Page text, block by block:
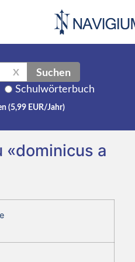
X Suchen
Schulwörterbuch
(5,99 EUR/Jahr)
«dominicus a